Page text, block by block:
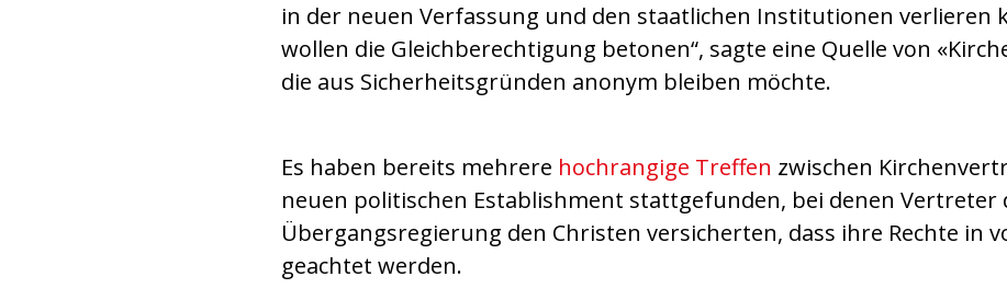
in der neuen Verfassung und den staatlichen Institutionen verlieren
wollen die Gleichberechtigung betonen“, sagte eine Quelle von
die aus Sicherheitsgründen anonym bleiben möchte.
Es haben bereits mehrere hochrangige Treffen zwischen
neuen politischen Establishment stattgefunden, bei denen Vertreter
Übergangsregierung den Christen versicherten, dass ihre Rechte in
geachtet werden.